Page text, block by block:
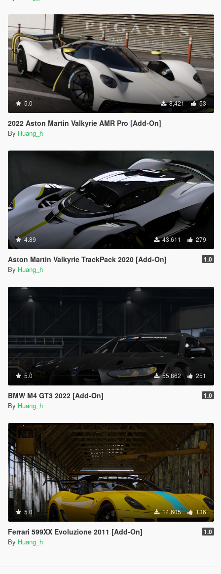
5.0 8,421 53
2022 Aston Martin Valkyrie AMR Pro [Add-On]
By Huang_h
4.89 43,611 279
Aston Martin Valkyrie TrackPack 2020 [Add-On] 1.0
By Huang_h
5.0 55,862 251
BMW M4 GT3 2022 [Add-On] 1.0
By Huang_h
5.0 14,605 136
Ferrari 599XX Evoluzione 2011 [Add-On] 1.0
By Huang_h